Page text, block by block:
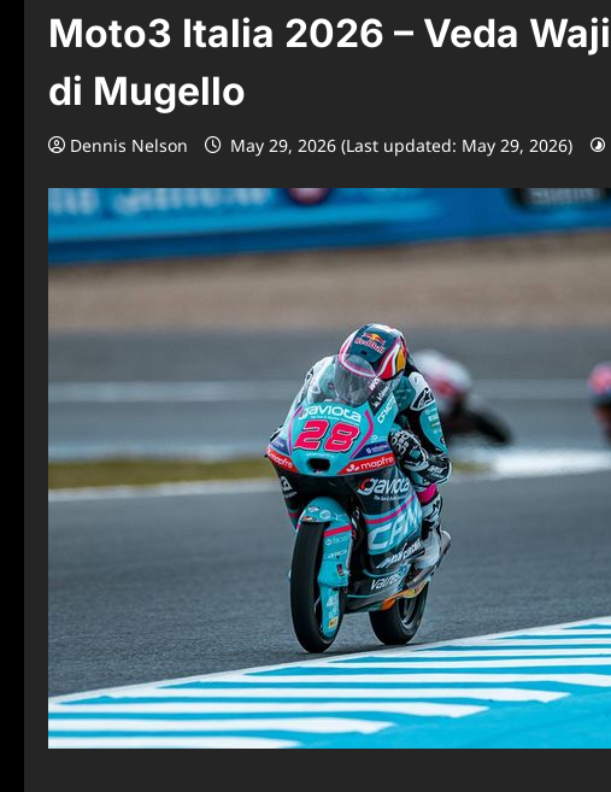
Moto3 Italia 2026 – Veda
di Mugello
Dennis Nelson May 29, 2026 (Last updated: May 29, 2026)